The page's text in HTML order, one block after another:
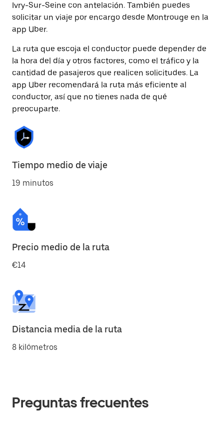
Ivry-Sur-Seine con antelación. También puedes
solicitar un viaje por encargo desde Montrouge en la
app Uber.
La ruta que escoja el conductor puede depender de
la hora del día y otros factores, como el tráfico y la
cantidad de pasajeros que realicen solicitudes. La
app Uber recomendará la ruta más eficiente al
conductor, así que no tienes nada de qué
preocuparte.
Tiempo medio de viaje
19 minutos
Precio medio de la ruta
€14
Distancia media de la ruta
8 kilómetros
Preguntas frecuentes